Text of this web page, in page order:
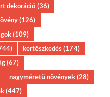
dekoráció(36)
(126)
(109)
kertészkedés(174)
(67)
nagyméretű növények(28)
(447)